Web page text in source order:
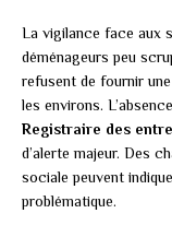
La vigilance face aux
déménageurs peu
refusent de fournir
les environs.
Registraire des
d’alerte majeur. Des
sociale peuvent
problématique.